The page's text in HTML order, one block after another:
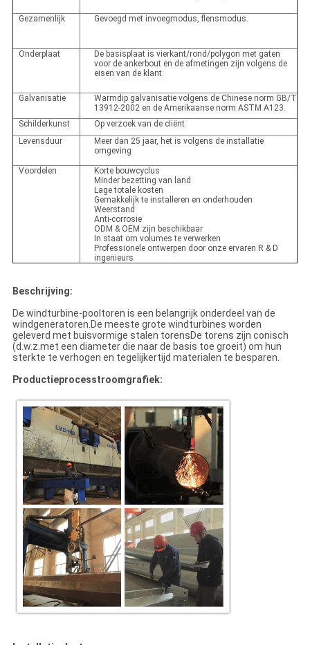
Gezamenlijk Gevoegd met invoegmodus, flensmodus.
Onderplaat
De basisplaat is vierkant/rond/polygon met gaten
voor de ankerbout en de afmetingen zijn volgens de
eisen van de klant.
Galvanisatie
Warmdip galvanisatie volgens de Chinese norm GB/T
13912-2002 en de Amerikaanse norm ASTM A123.
Schilderkunst
Op verzoek van de cliënt
Levensduur
Meer dan 25 jaar, het is volgens de installatie
omgeving
Voordelen
Korte bouwcyclus
Minder bezetting van land
Lage totale kosten
Gemakkelijk te installeren en onderhouden
Weerstand
Anti-corrosie
ODM & OEM zijn beschikbaar
In staat om volumes te verwerken
Professionele ontwerpen door onze ervaren R & D
ingenieurs
Beschrijving:
De windturbine-pooltoren is een belangrijk onderdeel van de
windgeneratoren.De meeste grote windturbines worden
geleverd met buisvormige stalen torensDe torens zijn conisch
(d.w.z.met een diameter die naar de basis toe groeit) om hun
sterkte te verhogen en tegelijkertijd materialen te besparen.
Productieprocesstroomgrafiek: